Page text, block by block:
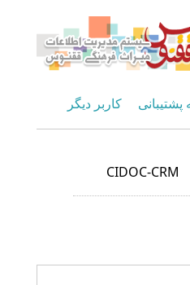
پشتیبانی کاربر دیگر
CIDOC-CRM